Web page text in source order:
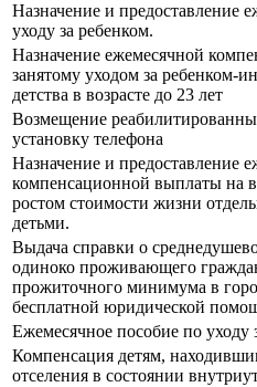
Назначение и предоставление
уходу за ребенком.
Назначение ежемесячной
занятому уходом за ребенком-
детства в возрасте до 23 лет
Возмещение
установку телефона
Назначение и предоставление
компенсационной выплаты на
ростом стоимости жизни
детьми.
Выдача справки о
одиноко проживающего
прожиточного минимума в
бесплатной юридической
Ежемесячное пособие по уходу
Компенсация детям,
отселения в состоянии